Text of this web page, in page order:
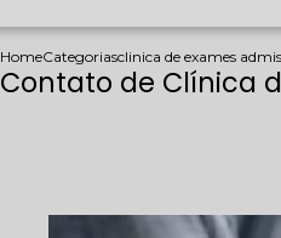
HomeCategoriasclinica de exames
Contato de Clínica